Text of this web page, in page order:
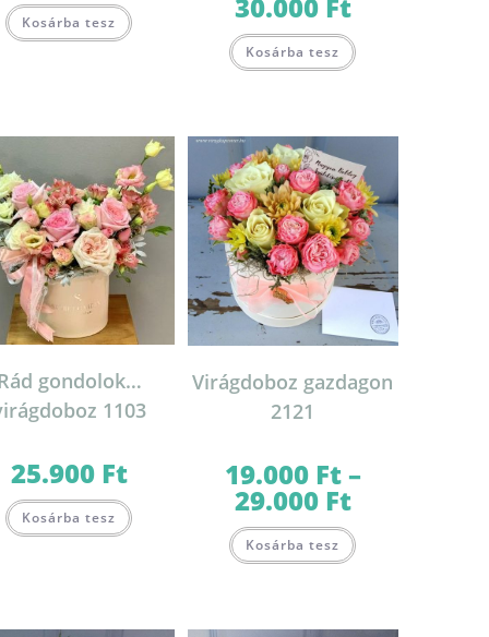
23.000 Ft
Kosárba tesz a
a
termékoldalon
választhatók
ki
30.000 Ft17.000 Ft
30.000 Ft
Kosárba tesz a
A
a
termékoldalon
választhatók
ki
gondolok…
1103
25.900 Ft
Kosárba tesz
Virágdoboz gazdagon
2121
19.000 Ft–
29.000 FtÁrtartomány:
19.000 Ft
29.000 Ft
Kosárba tesz a
A